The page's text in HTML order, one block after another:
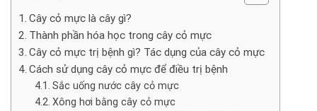
Cây cỏ mực là cây gì?
Thành phần hóa học trong cây cỏ mực
Cây cỏ mực trị bệnh gì? Tác dụng của cây cỏ mực
Cách sử dụng cây cỏ mực để điều trị bệnh
Sắc uống nước cây cỏ mực
Xông hơi bằng cây cỏ mực